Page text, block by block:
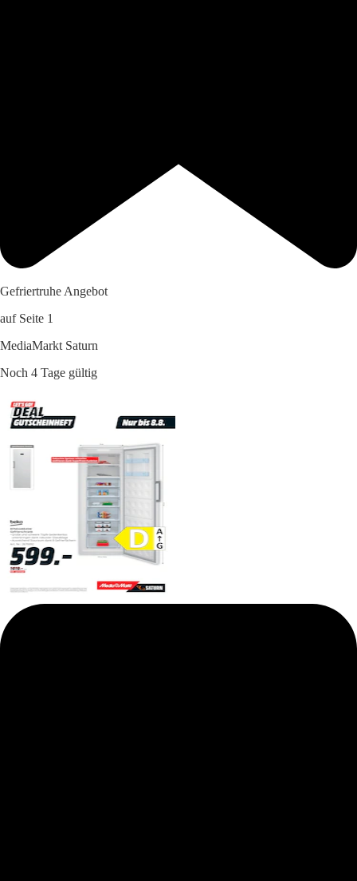
Gefriertruhe Angebot
auf Seite 1
MediaMarkt Saturn
Noch 4 Tage gültig